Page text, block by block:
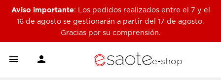
Aviso importante: Los pedidos realizados entre el 7 y el
16 de agosto se gestionarán a partir del 17 de agosto.
Gracias por su comprensión.
  e-shop